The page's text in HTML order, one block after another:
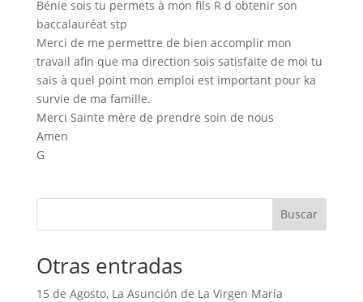
Bénie sois tu permets à mon fils R d obtenir son
baccalauréat stp
Merci de me permettre de bien accomplir mon
travail afin que ma direction sois satisfaite de moi tu
sais à quel point mon emploi est important pour ka
survie de ma famille.
Merci Sainte mère de prendre soin de nous
Amen
G
Buscar
Otras entradas
15 de Agosto, La Asunción de La Virgen María